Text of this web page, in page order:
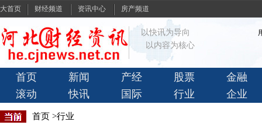
大首页 财经频道 资讯中心 房产频道
以快讯为导向
以内容为核心
首页
滚动
新闻
快讯
产经
国际
股票
行业
金融
企业
首页 >行业